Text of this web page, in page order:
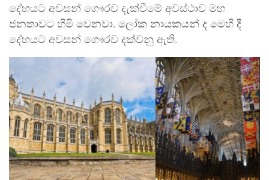
දේහයට අවසන් ගෞරව දැක්වීමේ අවස්ථාව මහ
ජනතාවට හිමි වෙනවා. ලෝක නායකයන් ද මෙහි දී
දේහයට අවසන් ගෞරව දක්වනු ඇති.